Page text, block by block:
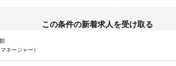
この条件の新着求人を受け取る
ネージャー）